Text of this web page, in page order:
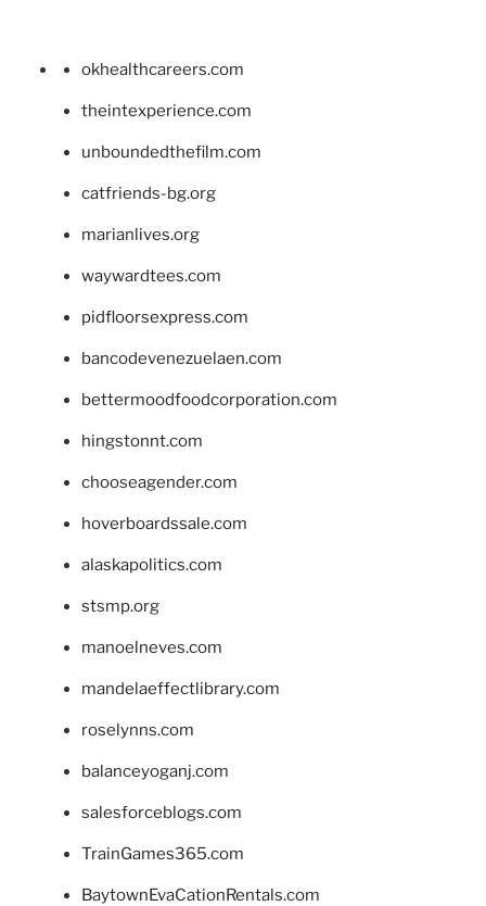
okhealthcareers.com
theintexperience.com
unboundedthefilm.com
catfriends-bg.org
marianlives.org
waywardtees.com
pidfloorsexpress.com
bancodevenezuelaen.com
bettermoodfoodcorporation.com
hingstonnt.com
chooseagender.com
hoverboardssale.com
alaskapolitics.com
stsmp.org
manoelneves.com
mandelaeffectlibrary.com
roselynns.com
balanceyoganj.com
salesforceblogs.com
TrainGames365.com
BaytownEvaCationRentals.com